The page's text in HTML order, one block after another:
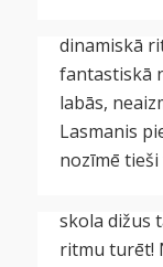
dinamiskā
fantastiskā
labās,
Lasmanis
nozīmē tieši
Dainis
Disco.
skola dižus
ritmu turēt!